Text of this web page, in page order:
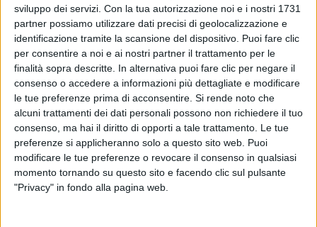
sviluppo dei servizi. Con la tua autorizzazione noi e i nostri 1731
partner possiamo utilizzare dati precisi di geolocalizzazione e
identificazione tramite la scansione del dispositivo. Puoi fare clic
per consentire a noi e ai nostri partner il trattamento per le
finalità sopra descritte. In alternativa puoi fare clic per negare il
consenso o accedere a informazioni più dettagliate e modificare
le tue preferenze prima di acconsentire. Si rende noto che
alcuni trattamenti dei dati personali possono non richiedere il tuo
consenso, ma hai il diritto di opporti a tale trattamento. Le tue
preferenze si applicheranno solo a questo sito web. Puoi
modificare le tue preferenze o revocare il consenso in qualsiasi
momento tornando su questo sito e facendo clic sul pulsante
"Privacy" in fondo alla pagina web.
Video: il “visionario” Achille Lauro, Bobby Solo e
“Via” di Baglioni
Chi siamo Contattaci
Privacy